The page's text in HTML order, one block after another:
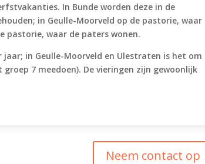
In Bunde worden deze in de
in Geulle-Moorveld op de pastorie, waar
pastorie, waar de paters wonen.
jaar; in Geulle-Moorveld en Ulestraten is het om
7 meedoen). De vieringen zijn gewoonlijk
Neem contact op